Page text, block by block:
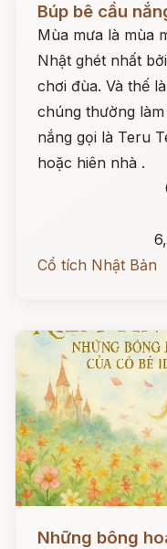
Búp bê cầu
Mùa mưa là mùa
Nhật ghét nhất
chơi đùa. Và thế
chúng thường
nắng gọi là Teru
hoặc hiên nhà .
Cổ tích Nhật Bản
Những bông